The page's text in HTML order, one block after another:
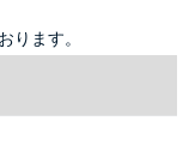
ります。